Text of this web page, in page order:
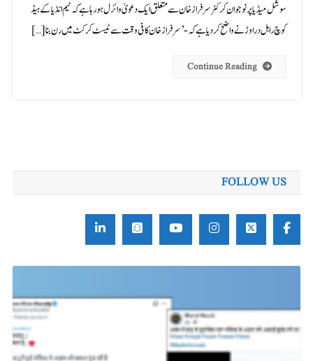
سوشل میڈیا پر نوجوان کرکٹر سرفراز خان سے متعلق ایک دعویٰ وائرل ہو رہا ہے کہ ٹیم انڈیا کے ہیڈ
کوچ راہل دراوڑ نے واضح کر دیا ہے کہ-’سرفراز خان کافی وقت سے ٹیسٹ کرکٹ میں رن بنا […]
Continue Reading
FOLLOW US